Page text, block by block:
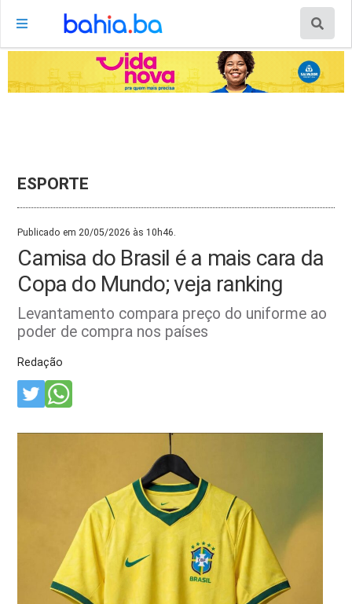
ESPORTE
Publicado em 20/05/2026 às 10h46.
Camisa do Brasil é a mais cara da
Copa do Mundo; veja ranking
Levantamento compara preço do uniforme ao
poder de compra nos países
Redação